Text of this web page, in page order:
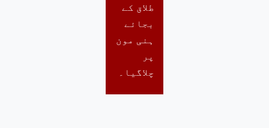
طلاق کے
بجائے
ہنی مون
پر
چلاگیا۔